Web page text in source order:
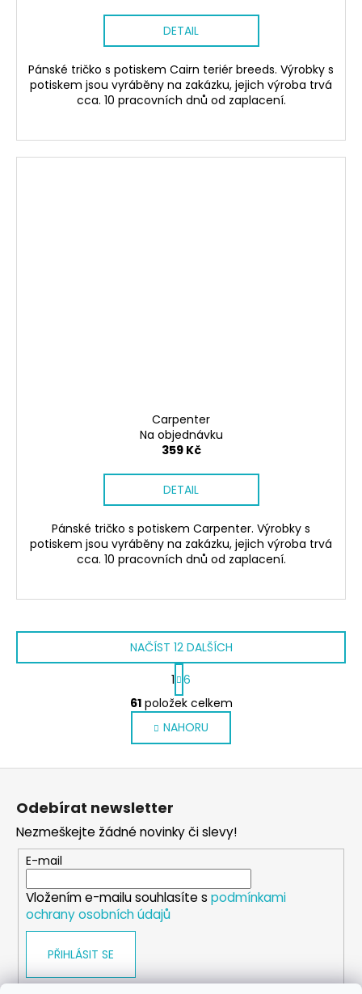
DETAIL
Pánské tričko s potiskem Cairn teriér breeds. Výrobky s
potiskem jsou vyráběny na zakázku, jejich výroba trvá
cca. 10 pracovních dnů od zaplacení.
Carpenter
Na objednávku
359 Kč
DETAIL
Pánské tričko s potiskem Carpenter. Výrobky s
potiskem jsou vyráběny na zakázku, jejich výroba trvá
cca. 10 pracovních dnů od zaplacení.
O
v
l
á
d
p
r
v
k
y
i
NAČÍST 12 DALŠÍCH
S
t
r
á
n
k
1 6
61položek celkem
NAHORU
Z
Odebírat newsletter
Nezmeškejte žádné novinky či slevy!
E-mail
Vložením e-mailu souhlasíte s podmínkami
ochrany osobních údajů
PŘIHLÁSIT SE